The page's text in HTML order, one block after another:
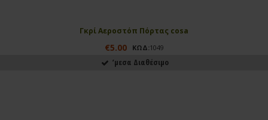
Γκρί Αεροστόπ Πόρτας cosa
€5.00 ΚΩΔ:1049
ʼμεσα Διαθέσιμο